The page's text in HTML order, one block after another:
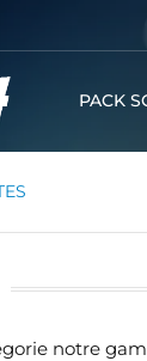
PACK
notre